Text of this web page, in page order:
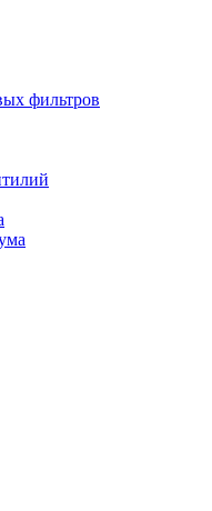
фильтров